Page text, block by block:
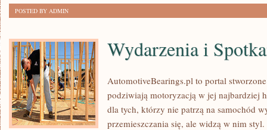
POSTED BY ADMIN
Wydarzenia i
AutomotiveBearings.pl to portal
podziwiają motoryzacją w jej najbardziej
dla tych, którzy nie patrzą na samochód
przemieszczania się, ale widzą w nim